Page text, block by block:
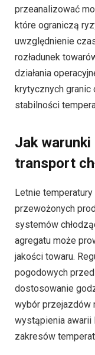
przeanalizować
które ograniczą
uwzględnienie
rozładunek
działania
krytycznych
stabilności
Jak warunki
transport
Letnie
przewożonych
systemów
agregatu może
jakości towaru.
pogodowych
dostosowanie
wybór przejazdów
wystąpienia awarii
zakresów